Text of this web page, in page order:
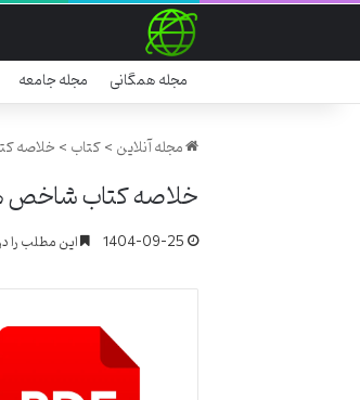
مجله همگانی مجله جامعه
مجله آنلاین>کتاب>خلاصه
خلاصه کتاب شاخص
1404-09-25 این مطلب را در 11 دقیقه می